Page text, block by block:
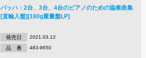
バッハ：2台、3台、4台のピアノのための協奏曲集
[直輸入盤][180g重量盤LP]
発売日 2021.03.12
品 番 483-9650